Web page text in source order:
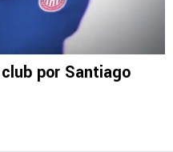
por Santiago